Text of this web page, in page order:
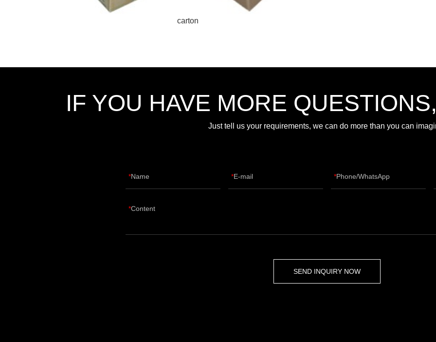
carton
IF YOU HAVE MORE
Just tell us your requirements, we can do more than you can
Name E-mail Phone/WhatsApp
Content
SEND INQUIRY NOW